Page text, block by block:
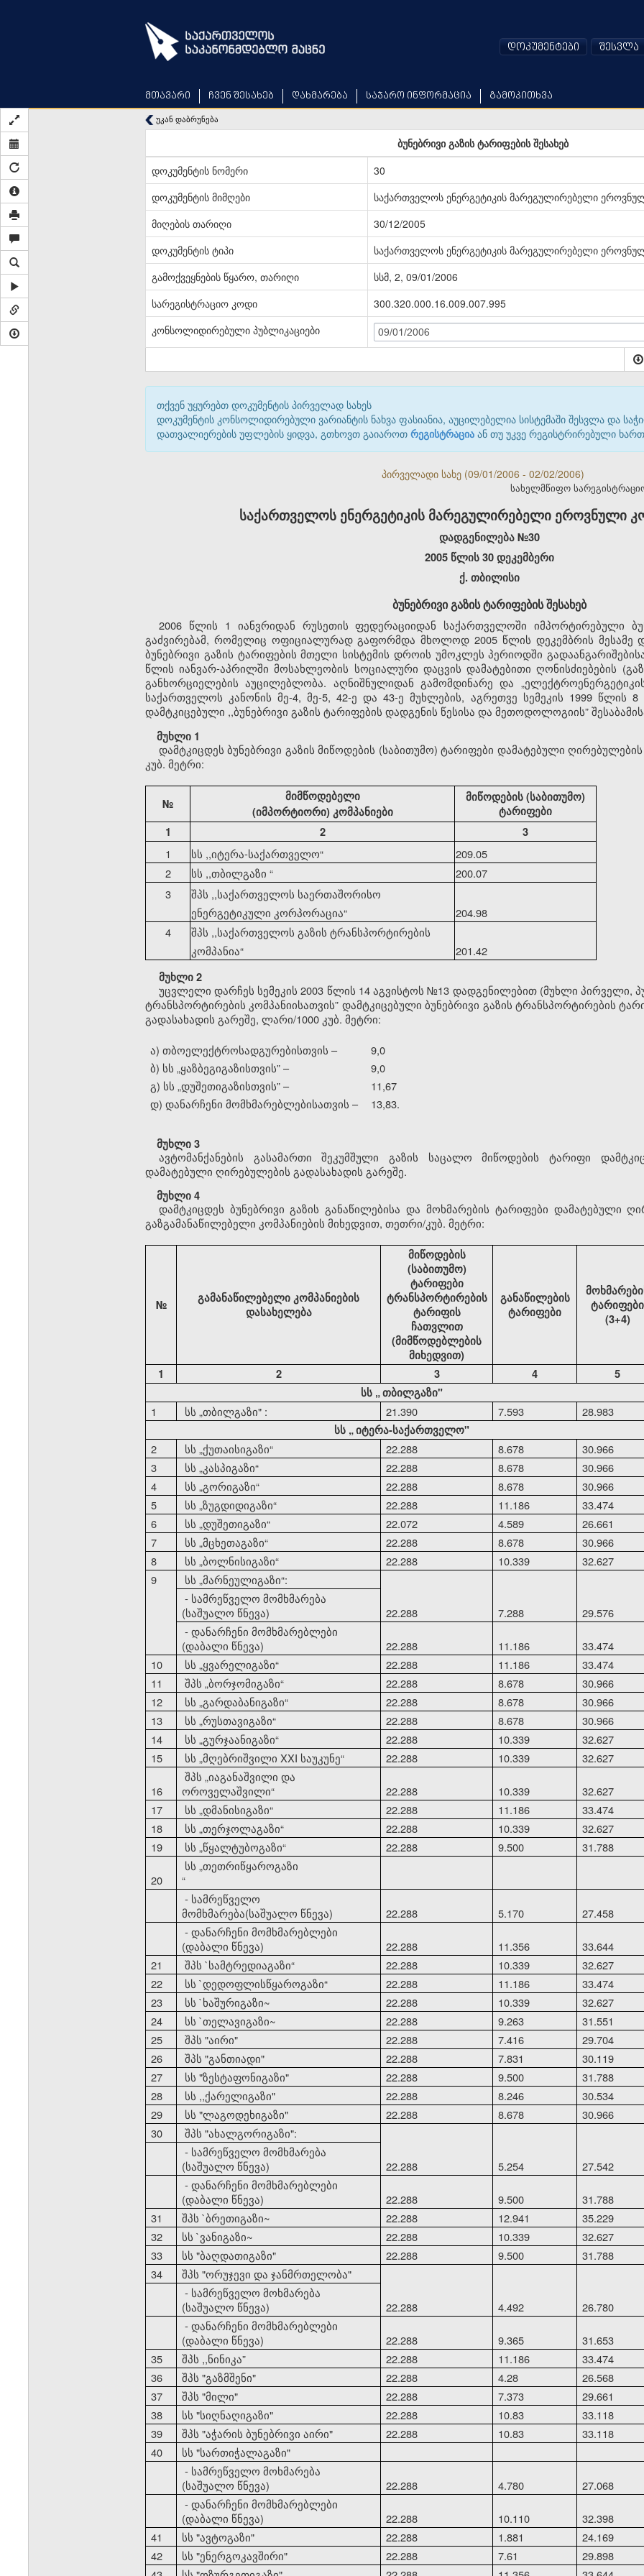
მთავარი ჩვენ შესახებ დახმარება საჯარო ინფორმაცია გამოკითხვა
დოკუმენტები შესვლა
უკან დაბრუნება
ბუნებრივი გაზის ტარიფების შესახებ
დოკუმენტის ნომერი
30
დოკუმენტის მიმღები
საქართველოს ენერგეტიკის მარეგულირებელი
მიღების თარიღი
30/12/2005
დოკუმენტის ტიპი
საქართველოს ენერგეტიკის მარეგულირებელი
გამოქვეყნების წყარო, თარიღი
სსმ, 2, 09/01/2006
სარეგისტრაციო კოდი
300.320.000.16.009.007.995
კონსოლიდირებული პუბლიკაციები
09/01/2006
თქვენ უყურებთ დოკუმენტის პირველად სახეს
დოკუმენტის კონსოლიდირებული ვარიანტის ნახვა ფასიანია, აუცილებელია სისტემაში შესვლა და
დათვალიერების უფლების ყიდვა, გთხოვთ გაიაროთ რეგისტრაცია ან თუ უკვე რეგისტრირებული
პირველადი სახე (09/01/2006 - 02/02/2006)
სახელმწიფო
საქართველოს ენერგეტიკის მარეგულირებელი ეროვნული
დადგენილება №30
2005 წლის 30 დეკემბერი
ქ. თბილისი
ბუნებრივი გაზის ტარიფების შესახებ
2006 წლის 1 იანვრიდან რუსეთის ფედერაციიდან საქართველოში იმპორტირებული
გაძვირებამ, რომელიც ოფიციალურად გაფორმდა მხოლოდ 2005 წლის დეკემბრის მესამე
ბუნებრივი გაზის ტარიფების მთელი სისტემის დროის უმოკლეს პერიოდში
წლის იანვარ-აპრილში მოსახლეობის სოციალური დაცვის დამატებითი ღონისძიებების
განხორციელების აუცილებლობა. აღნიშნულიდან გამომდინარე და
საქართველოს კანონის მე-4, მე-5, 42-ე და 43-ე მუხლების, აგრეთვე სემეკის 1999 წლის
დამტკიცებული ,,ბუნებრივი გაზის ტარიფების დადგენის წესისა და მეთოდოლოგიის”
მუხლი 1
დამტკიცდეს ბუნებრივი გაზის მიწოდების (საბითუმო) ტარიფები დამატებული
კუბ. მეტრი:
№
მიმწოდებელი
(იმპორტიორი) კომპანიები
მიწოდების (საბითუმო)
ტარიფები
1
2
3
1
სს ,,იტერა-საქართველო“
209.05
2
სს ,,თბილგაზი “
200.07
3
შპს ,,საქართველოს საერთაშორისო
ენერგეტიკული კორპორაცია“
204.98
4
შპს ,,საქართველოს გაზის ტრანსპორტირების
კომპანია“
201.42
მუხლი 2
უცვლელი დარჩეს სემეკის 2003 წლის 14 აგვისტოს №13 დადგენილებით (მუხლი პირველი,
ტრანსპორტირების კომპანიისათვის” დამტკიცებული ბუნებრივი გაზის ტრანსპორტირების
გადასახადის გარეშე, ლარი/1000 კუბ. მეტრი:
ა) თბოელექტროსადგურებისთვის –
9,0
ბ) სს„ყაზბეგიგაზისთვის” –
9,0
გ) სს„დუშეთიგაზისთვის” –
11,67
დ) დანარჩენი მომხმარებლებისათვის –
13,83.
მუხლი 3
ავტომანქანების გასამართი შეკუმშული გაზის საცალო მიწოდების ტარიფი
დამატებული ღირებულების გადასახადის გარეშე.
მუხლი 4
დამტკიცდეს ბუნებრივი გაზის განაწილებისა და მოხმარების ტარიფები დამატებული
გაზგამანაწილებელი კომპანიების მიხედვით, თეთრი/კუბ. მეტრი:
№
გამანაწილებელი კომპანიების
დასახელება
მიწოდების
(საბითუმო)
ტარიფები
ტრანსპორტირების
ტარიფის
ჩათვლით
(მიმწოდებლების
მიხედვით)
განაწილების
ტარიფები
ტარიფები
(3+4)
1 2 3 4
5
სს „თბილგაზი"
1
სს„თბილგაზი" : 21.390 7.593
28.983
სს „იტერა-საქართველო"
2
სს„ქუთაისიგაზი“ 22.288 8.678
30.966
3
სს„კასპიგაზი“ 22.288 8.678
30.966
4
სს„გორიგაზი“ 22.288 8.678
30.966
5
სს„ზუგდიდიგაზი“ 22.288 11.186
33.474
6
სს„დუშეთიგაზი“ 22.072 4.589
26.661
7
სს„მცხეთაგაზი“ 22.288 8.678
30.966
8
სს„ბოლნისიგაზი“ 22.288 10.339
32.627
9
სს„მარნეულიგაზი“:
- სამრეწველო მომხმარება
(საშუალო წნევა)
22.288 7.288
29.576
- დანარჩენი მომხმარებლები
(დაბალი წნევა)
22.288 11.186
33.474
10
სს„ყვარელიგაზი“ 22.288 11.186
33.474
11
შპს„ბორჯომიგაზი“ 22.288 8.678
30.966
12
სს„გარდაბანიგაზი“ 22.288 8.678
30.966
13
სს„რუსთავიგაზი“ 22.288 8.678
30.966
14
სს„გურჯაანიგაზი“ 22.288 10.339
32.627
15
სს„მღებრიშვილი XXI საუკუნე“ 22.288 10.339 32.627
16
შპს„იაგანაშვილი და
ოროველაშვილი“ 22.288 10.339
32.627
17
სს„დმანისიგაზი“ 22.288 11.186
33.474
18
სს„თერჯოლაგაზი“ 22.288 10.339
32.627
19
სს„წყალტუბოგაზი“ 22.288 9.500 31.788
20
სს„თეთრიწყაროგაზი
“
- სამრეწველო
მომხმარება(საშუალო წნევა)
22.288 5.170
27.458
- დანარჩენი მომხმარებლები
(დაბალი წნევა)
22.288 11.356
33.644
21
შპს `სამტრედიაგაზი“ 22.288 10.339
32.627
22
სს `დედოფლისწყაროგაზი“ 22.288 11.186
33.474
23
სს `ხაშურიგაზი~ 22.288 10.339
32.627
24
სს `თელავიგაზი~ 22.288 9.263
31.551
25
შპს "აირი" 22.288 7.416
29.704
26
შპს "განთიადი" 22.288 7.831
30.119
27
სს "ზესტაფონიგაზი" 22.288 9.500
31.788
28
სს ,,ქარელიგაზი" 22.288 8.246
30.534
29
სს "ლაგოდეხიგაზი" 22.288 8.678
30.966
30
შპს "ახალგორიგაზი":
- სამრეწველო მომხმარება
(საშუალო წნევა)
22.288 5.254
27.542
- დანარჩენი მომხმარებლები
(დაბალი წნევა)
22.288 9.500
31.788
31
შპს `ბრეთიგაზი~ 22.288 12.941
35.229
32
სს `ვანიგაზი~ 22.288 10.339
32.627
33
სს "ბაღდათიგაზი" 22.288 9.500
31.788
34
შპს "ორუჯევი და ჯანმრთელობა"
- სამრეწველო მოხმარება
(საშუალო წნევა)
22.288 4.492
26.780
- დანარჩენი მომხმარებლები
(დაბალი წნევა)
22.288 9.365
31.653
35
შპს ,,ნინიკა” 22.288 11.186
33.474
36
შპს "გაზმშენი" 22.288 4.28
26.568
37
შპს "მილი" 22.288 7.373
29.661
38
სს "სიღნაღიგაზი" 22.288 10.83
33.118
39
შპს "აჭარის ბუნებრივი აირი" 22.288 10.83
33.118
40
სს "სართიჭალაგაზი"
- სამრეწველო მოხმარება
(საშუალო წნევა)
22.288 4.780
27.068
- დანარჩენი მომხმარებლები
(დაბალი წნევა)
22.288 10.110
32.398
41
სს "ავტოგაზი" 22.288 1.881
24.169
42
სს "ენერგოკავშირი" 22.288 7.61
29.898